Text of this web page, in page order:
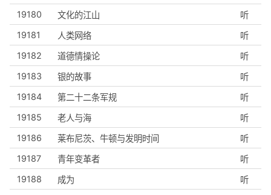
19180
文化的江山
听
19181
人类网络
听
19182
道德情操论
听
19183
银的故事
听
19184
第二十二条军规
听
19185
老人与海
听
19186
莱布尼茨、牛顿与发明时间
听
19187
青年变革者
听
19188
成为
听